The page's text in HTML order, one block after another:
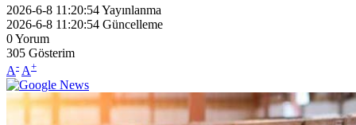
2026-6-8 11:20:54Yayınlanma
2026-6-8 11:20:54 Güncelleme
0Yorum
305 Gösterim
A- A+